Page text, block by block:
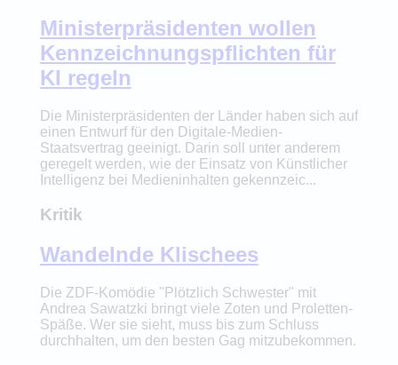
Ministerpräsidenten wollen
Kennzeichnungspflichten für
KI regeln
Die Ministerpräsidenten der Länder haben sich auf
einen Entwurf für den Digitale-Medien-
Staatsvertrag geeinigt. Darin soll unter anderem
geregelt werden, wie der Einsatz von Künstlicher
Intelligenz bei Medieninhalten gekennzeic...
Kritik
Wandelnde Klischees
Die ZDF-Komödie "Plötzlich Schwester" mit
Andrea Sawatzki bringt viele Zoten und Proletten-
Späße. Wer sie sieht, muss bis zum Schluss
durchhalten, um den besten Gag mitzubekommen.